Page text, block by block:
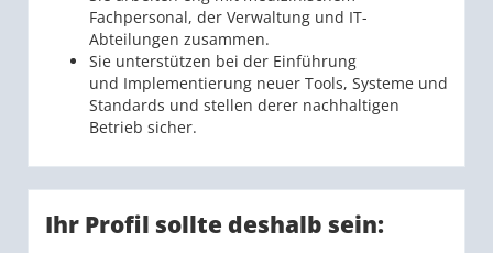
Fachpersonal, der Verwaltung und IT-
Abteilungen zusammen.
Sie unterstützen bei der Einführung
und Implementierung neuer Tools, Systeme und
Standards und stellen derer nachhaltigen
Betrieb sicher.
Ihr Profil sollte deshalb sein: